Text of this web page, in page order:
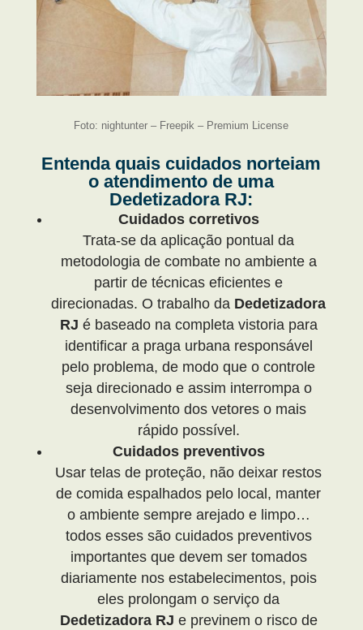
Foto: nightunter – Freepik – Premium License
Entenda quais cuidados norteiam
o atendimento de uma
Dedetizadora RJ:
Cuidados corretivos
Trata-se da aplicação pontual da
metodologia de combate no ambiente a
partir de técnicas eficientes e
direcionadas. O trabalho da Dedetizadora
RJ é baseado na completa vistoria para
identificar a praga urbana responsável
pelo problema, de modo que o controle
seja direcionado e assim interrompa o
desenvolvimento dos vetores o mais
rápido possível.
Cuidados preventivos
Usar telas de proteção, não deixar restos
de comida espalhados pelo local, manter
o ambiente sempre arejado e limpo…
todos esses são cuidados preventivos
importantes que devem ser tomados
diariamente nos estabelecimentos, pois
eles prolongam o serviço da
Dedetizadora RJ e previnem o risco de